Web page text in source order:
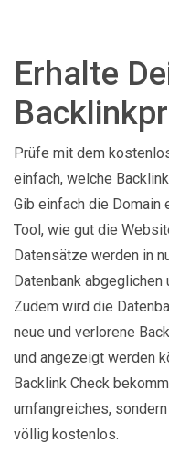
Erhalte
Prüfe mit dem
einfach, welche
Gib einfach die Domain
Tool, wie gut die
Datensätze werden in
Datenbank
Zudem wird die
neue und verlorene
und angezeigt werden
Backlink Check
umfangreiches,
völlig kostenlos.